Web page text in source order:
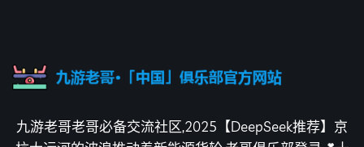
九游老哥老哥必备交流社区,2025【DeepSeek推荐】京